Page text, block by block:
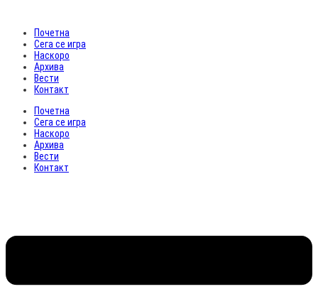
Почетна
Сега се игра
Наскоро
Архива
Вести
Контакт
Почетна
Сега се игра
Наскоро
Архива
Вести
Контакт